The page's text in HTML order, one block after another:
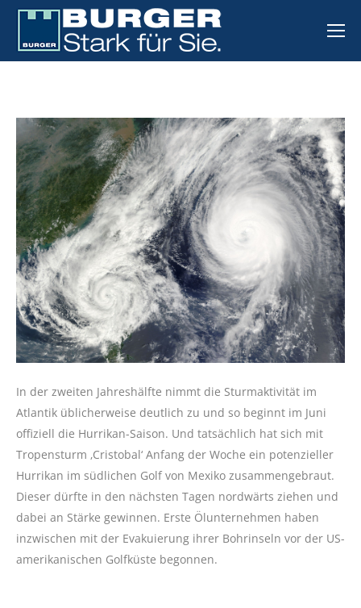
In der zweiten Jahreshälfte nimmt die Sturmaktivität im
Atlantik üblicherweise deutlich zu und so beginnt im Juni
offiziell die Hurrikan-Saison. Und tatsächlich hat sich mit
Tropensturm ‚Cristobal‘ Anfang der Woche ein potenzieller
Hurrikan im südlichen Golf von Mexiko zusammengebraut.
Dieser dürfte in den nächsten Tagen nordwärts ziehen und
dabei an Stärke gewinnen. Erste Ölunternehmen haben
inzwischen mit der Evakuierung ihrer Bohrinseln vor der US-
amerikanischen Golfküste begonnen.